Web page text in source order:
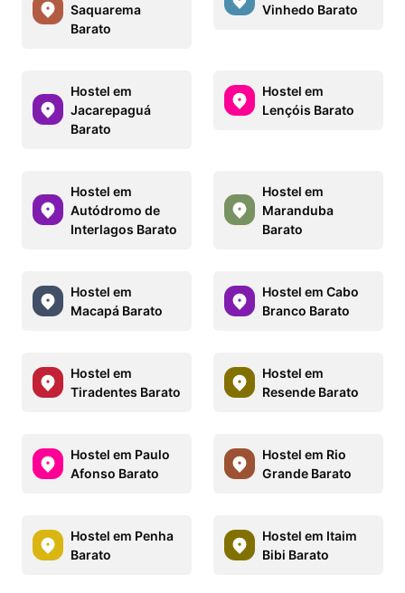
Saquarema
Barato
Vinhedo Barato
Hostel em
Jacarepaguá
Barato
Hostel em
Lençóis Barato
Hostel em
Autódromo de
Interlagos Barato
Hostel em
Maranduba
Barato
Hostel em
Macapá Barato
Hostel em Cabo
Branco Barato
Hostel em
Tiradentes Barato
Hostel em
Resende Barato
Hostel em Paulo
Afonso Barato
Hostel em Rio
Grande Barato
Hostel em Penha
Barato
Hostel em Itaim
Bibi Barato